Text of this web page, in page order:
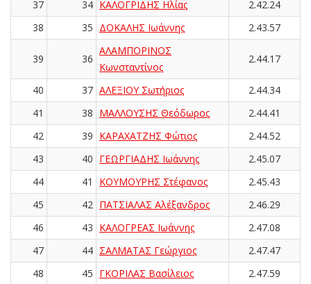
37
34 ΚΑΛΟΓΡΙΔΗΣ Ηλίας
2.42.24
38
35 ΔΟΚΑΛΗΣ Ιωάννης 2.43.57
39 36
ΑΛΑΜΠΟΡΙΝΟΣ
Κωνσταντίνος
2.44.17
40 37 ΑΛΕΞΙΟΥ Σωτήριος
2.44.34
41
38 ΜΑΛΛΟΥΣΗΣ Θεόδωρος
2.44.41
42
39 ΚΑΡΑΧΑΤΖΗΣ Φώτιος
2.44.52
43
40 ΓΕΩΡΓΙΑΔΗΣ Ιωάννης
2.45.07
44
41 ΚΟΥΜΟΥΡΗΣ Στέφανος
2.45.43
45
42 ΠΑΤΣΙΑΛΑΣ Αλέξανδρος
2.46.29
46
43 ΚΑΛΟΓΡΕΑΣ Ιωάννης
2.47.08
47
44 ΣΑΛΜΑΤΑΣ Γεώργιος
2.47.47
48
45 ΓΚΟΡΙΛΑΣ Βασίλειος 2.47.59